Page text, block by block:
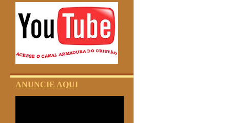
ANUNCIE AQUI